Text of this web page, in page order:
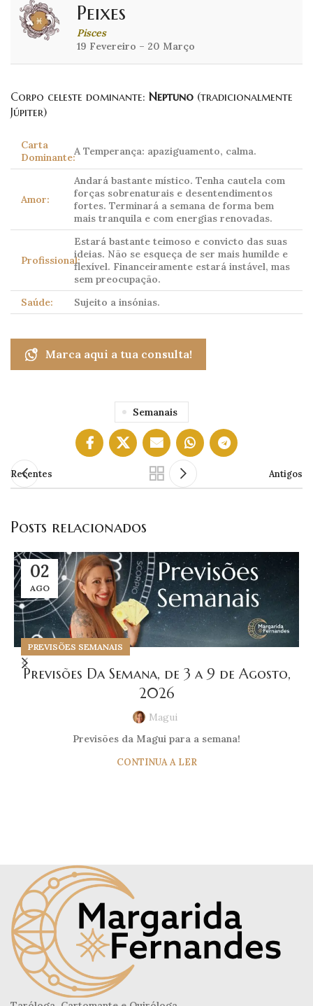
Peixes
Pisces
19 Fevereiro – 20 Março
Corpo celeste dominante: Neptuno (tradicionalmente
Júpiter)
Carta
Dominante:A Temperança: apaziguamento, calma.
Amor:
Andará bastante místico. Tenha cautela com
forças sobrenaturais e desentendimentos
fortes. Terminará a semana de forma bem
mais tranquila e com energias renovadas.
Profissional:
Estará bastante teimoso e convicto das suas
ideias. Não se esqueça de ser mais humilde e
flexível. Financeiramente estará instável, mas
sem preocupação.
Saúde:
Sujeito a insónias.
Marca aqui a tua consulta!
Semanais
Recentes Antigos
Posts relacionados
02
AGO
PREVISÕES SEMANAIS
Previsões Da Semana, de 3 a 9 de Agosto,
2026
Magui
Previsões da Magui para a semana!
CONTINUA A LER